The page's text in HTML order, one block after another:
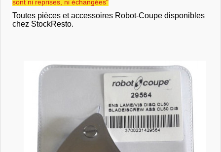
sont ni reprises, ni échangées"
Toutes pièces et accessoires Robot-Coupe disponibles
chez StockResto.